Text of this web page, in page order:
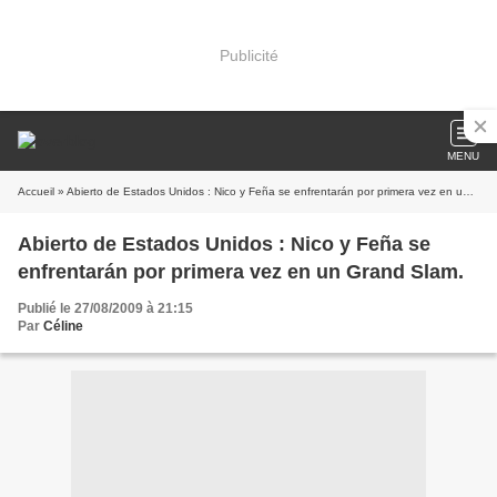
Publicité
MENU
Accueil » Abierto de Estados Unidos : Nico y Feña se enfrentarán por primera vez en un Grand Slam.
Abierto de Estados Unidos : Nico y Feña se
enfrentarán por primera vez en un Grand Slam.
Publié le 27/08/2009 à 21:15
Par Céline